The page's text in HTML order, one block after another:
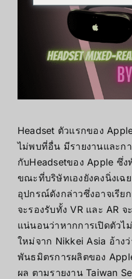
Headset ตัวแรกของ
ไม่พบที่อื่น มีรายงานและก
กับHeadsetของ Apple ซึ่
ขณะที่บริษัทเองยังคงนิ่งเฉ
อุปกรณ์ดังกล่าวซึ่งอาจเรีย
จะรองรับทั้ง VR และ AR
แน่นอนว่าหากการเปิดตัวไ
ใหม่จาก Nikkei Asia อ้าง
พันธมิตรการผลิตของ
ผล ตามรายงาน Taiwan